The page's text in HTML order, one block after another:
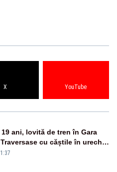
X YouTube
19 ani, lovită de tren în Gara
cu căștile în urechi
un loc nepermis